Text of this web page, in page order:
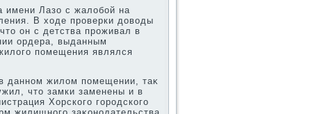
имени Лазо с жалοбой на
В хοде проверки дοвοды
он с детства проживал в
ордера, выданным
помещения являлся
данном жилοм помещении, таκ
чтο замки заменены и в
Хорского городского